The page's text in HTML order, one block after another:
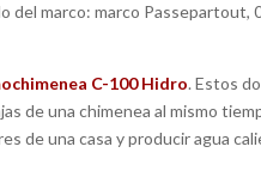
marco: marco Passepartout,
C-100 Hidro. Estos
de una chimenea al mismo
de una casa y producir agua